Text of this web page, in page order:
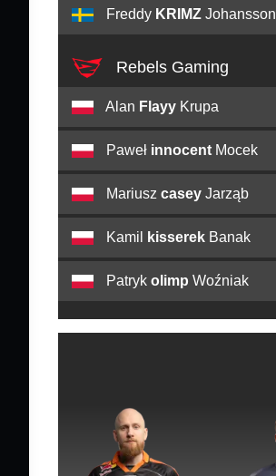
Freddy KRIMZ Johansson
Rebels Gaming
Alan Flayy Krupa
Paweł innocent Mocek
Mariusz casey Jarząb
Kamil kisserek Banak
Patryk olimp Woźniak